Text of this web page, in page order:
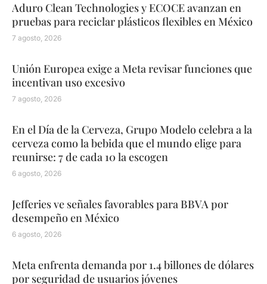
Aduro Clean Technologies y ECOCE avanzan en
pruebas para reciclar plásticos flexibles en México
7 agosto, 2026
Unión Europea exige a Meta revisar funciones que
incentivan uso excesivo
7 agosto, 2026
En el Día de la Cerveza, Grupo Modelo celebra a la
cerveza como la bebida que el mundo elige para
reunirse: 7 de cada 10 la escogen
6 agosto, 2026
Jefferies ve señales favorables para BBVA por
desempeño en México
6 agosto, 2026
Meta enfrenta demanda por 1.4 billones de dólares
por seguridad de usuarios jóvenes